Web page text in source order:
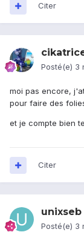
Citer
Posté(e) 3
moi pas encore,
pour faire des
et je compte bien
Citer
unixseb
Posté(e) 3